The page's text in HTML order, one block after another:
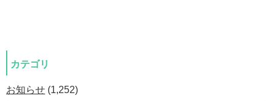
カテゴリ
お知らせ (1,252)